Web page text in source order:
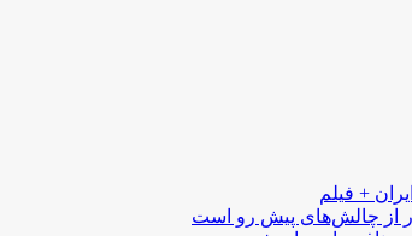
+ فیلم
از چالش‌های پیش رو است